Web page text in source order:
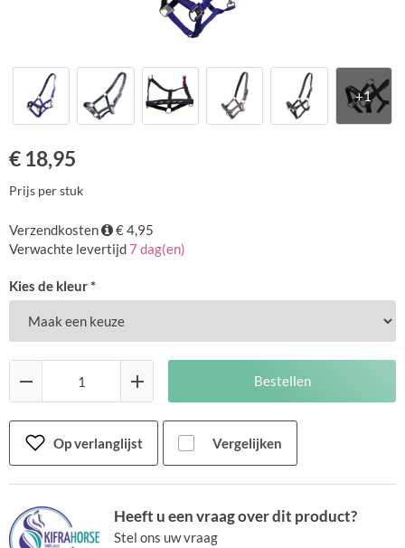
€ 18,95
Prijs per stuk
Verzendkosten
€ 4,95
Verwachte levertijd7 dag(en)
Kies de kleur *
Bestellen
Op verlanglijst Vergelijken
Heeft u een vraag over dit product?
Stel ons uw vraag